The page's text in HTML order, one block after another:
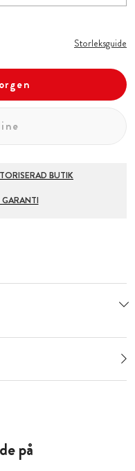
Storleksguide
BUTIK
på